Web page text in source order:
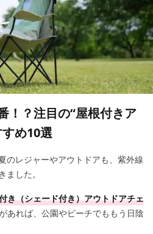
！？注目の“屋根付きア
め10選
のレジャーやアウトドアも、紫外線
した。
き（シェード付き）アウトドアチェ
あれば、公園やビーチでももう日陰